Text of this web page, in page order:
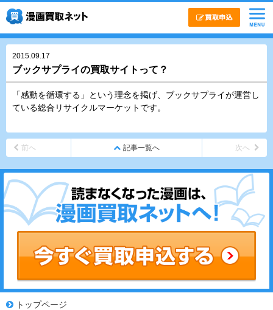
2015.09.17
ブックサプライの買取サイトって？
「感動を循環する」という理念を掲げ、ブックサプライが運営し
ている総合リサイクルマーケットです。
前へ 記事一覧へ 次へ
トップページ